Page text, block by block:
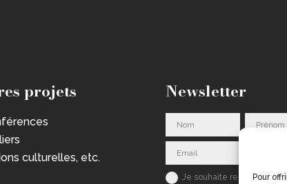
Pour
projets
culturelles, etc.
Newsletter
Je souhaite recevoir la